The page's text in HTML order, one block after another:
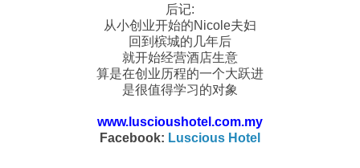
后记:
从小创业开始的Nicole夫妇
回到槟城的几年后
就开始经营酒店生意
算是在创业历程的一个大跃进
是很值得学习的对象
www.luscioushotel.com.my
Facebook: Luscious Hotel